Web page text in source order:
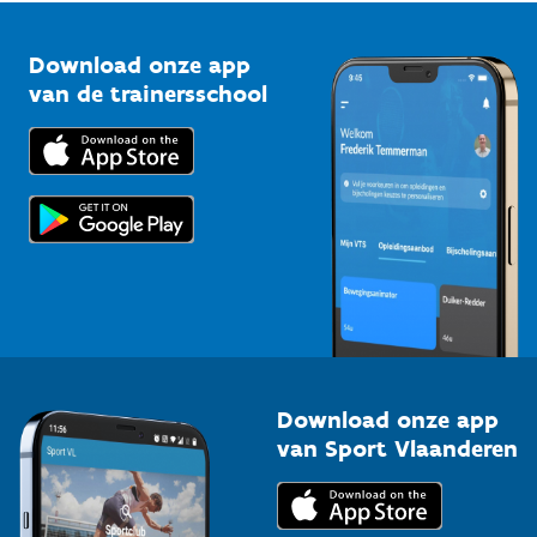
Bedrijven
Trainers en begeleiders
Topsporters
Vlaamse Trainersschool
Kennisplatform
Downloads
Voor de pers
Download onze app
van de trainersschool
Download onze app
van Sport Vlaanderen